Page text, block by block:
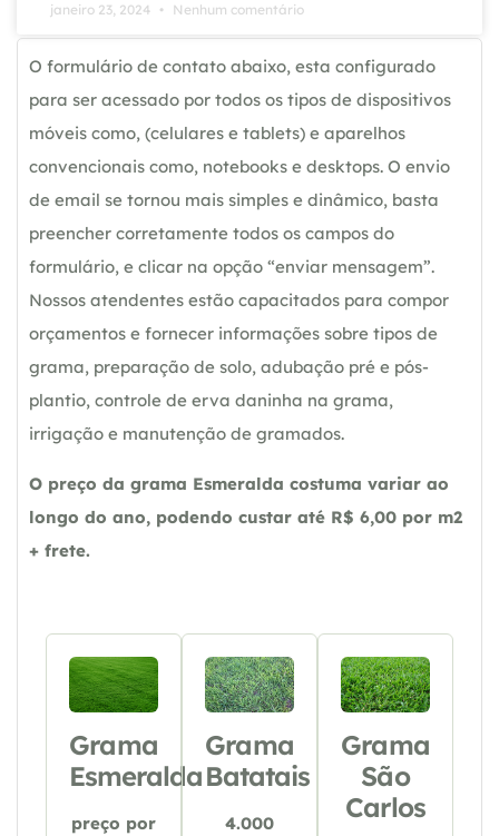
janeiro 23, 2024 Nenhum comentário
O formulário de contato abaixo, esta configurado
para ser acessado por todos os tipos de dispositivos
móveis como, (celulares e tablets) e aparelhos
convencionais como, notebooks e desktops. O envio
de email se tornou mais simples e dinâmico, basta
preencher corretamente todos os campos do
formulário, e clicar na opção “enviar mensagem”.
Nossos atendentes estão capacitados para compor
orçamentos e fornecer informações sobre tipos de
grama, preparação de solo, adubação pré e pós-
plantio, controle de erva daninha na grama,
irrigação e manutenção de gramados.
O preço da grama Esmeralda costuma variar ao
longo do ano, podendo custar até R$ 6,00 por m2
+ frete.
Grama
Esmeralda
preço por
Grama
Batatais
4.000
Grama
São
Carlos